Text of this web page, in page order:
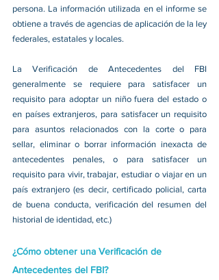
persona. La información utilizada en el informe se
obtiene a través de agencias de aplicación de la ley
federales, estatales y locales.
La Verificación de Antecedentes del FBI
generalmente se requiere para satisfacer un
requisito para adoptar un niño fuera del estado o
en países extranjeros, para satisfacer un requisito
para asuntos relacionados con la corte o para
sellar, eliminar o borrar información inexacta de
antecedentes penales, o para satisfacer un
requisito para vivir, trabajar, estudiar o viajar en un
país extranjero (es decir, certificado policial, carta
de buena conducta, verificación del resumen del
historial de identidad, etc.)
¿Cómo obtener una Verificación de
Antecedentes del FBI?